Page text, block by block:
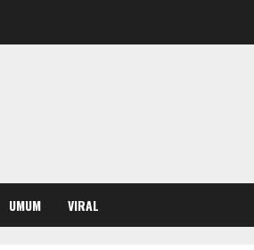
UMUM VIRAL